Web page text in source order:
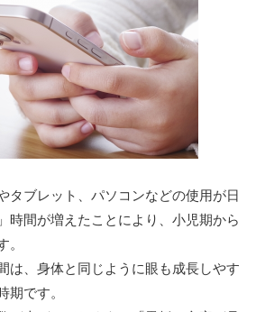
タブレット、パソコンなどの使用が日
時間が増えたことにより、小児期から
は、身体と同じように眼も成長しやす
期です。